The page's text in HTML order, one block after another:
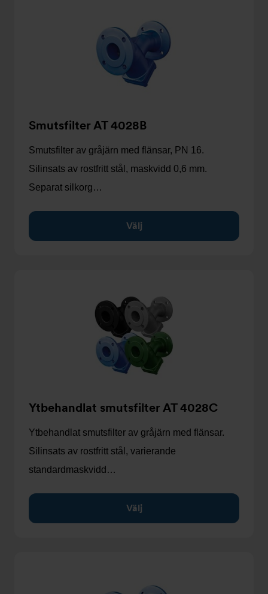
Smutsfilter AT 4028B
Smutsfilter av gråjärn med flänsar, PN 16.
Silinsats av rostfritt stål, maskvidd 0,6 mm.
Separat silkorg…
Välj
Ytbehandlat smutsfilter AT 4028C
Ytbehandlat smutsfilter av gråjärn med flänsar.
Silinsats av rostfritt stål, varierande
standardmaskvidd…
Välj